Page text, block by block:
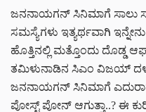
ಜನನಾಯಗನ್ ಸಿನಿಮಾಗೆ ಸಾಲು
ಸಮಸ್ಯೆಗಳು ಇತ್ಯರ್ಥವಾಗಿ
ಹೊತ್ತಿನಲ್ಲಿ ಮತ್ತೊಂದು ದೊಡ್ಡ
ತಮಿಳುನಾಡಿನ ಸಿಎಂ ವಿಜಯ್
ಜನನಾಯಗನ್ ಸಿನಿಮಾಗೆ
ಪೋಸ್ಟ್ ಪೋನ್ ಆಗುತ್ತಾ..? ಈ